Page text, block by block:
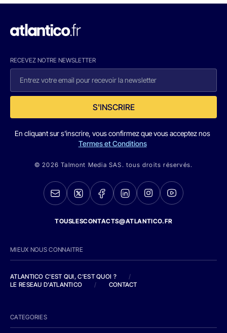
RECEVEZ NOTRE NEWSLETTER
S'INSCRIRE
En cliquant sur s'inscrire, vous confirmez que vous acceptez nos
Termes et Conditions
© 2026 Talmont Media SAS. tous droits réservés.
TOUSLESCONTACTS@ATLANTICO.FR
MIEUX NOUS CONNAITRE
ATLANTICO C'EST QUI, C'EST QUOI ?
/
LE RESEAU D'ATLANTICO
/ CONTACT
CATEGORIES